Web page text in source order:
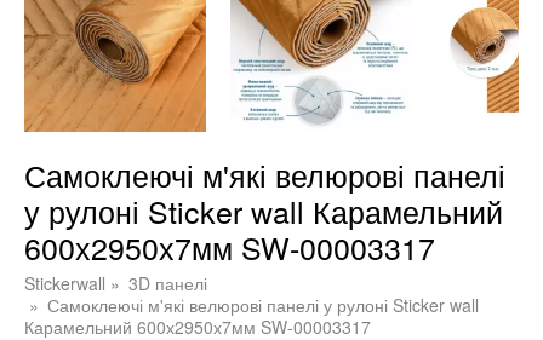
Самоклеючі м'які велюрові панелі
у рулоні Sticker wall Карамельний
600х2950х7мм SW-00003317
Stickerwall
3D панелі
Самоклеючі м'які велюрові панелі у рулоні Sticker wall
Карамельний 600х2950х7мм SW-00003317